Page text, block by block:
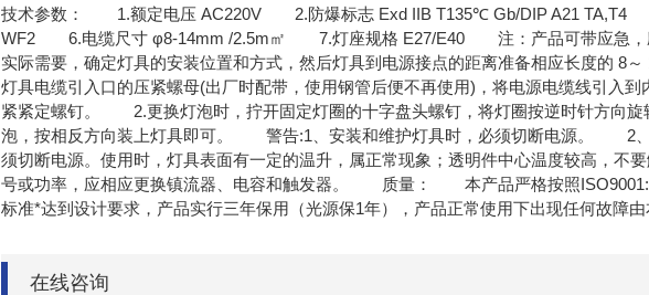
技术参数： 1.额定电压 AC220V 2.防爆标志 Exd IIB T135℃ Gb/DIP A21
WF2 6.电缆尺寸 φ8-14mm /2.5m㎡ 7.灯座规格 E27/E40 注：产品可带应急，
实际需要，确定灯具的安装位置和方式，然后灯具到电源接点的距离准备相应长度的 8
灯具电缆引入口的压紧螺母(出厂时配带，使用钢管后便不再使用)，将电源电缆线引入
紧紧定螺钉。 2.更换灯泡时，拧开固定灯圈的十字盘头螺钉，将灯圈按逆时针方向旋
泡，按相反方向装上灯具即可。 警告:1、安装和维护灯具时，必须切断电源。 2
须切断电源。使用时，灯具表面有一定的温升，属正常现象；透明件中心温度较高，不
号或功率，应相应更换镇流器、电容和触发器。 质量： 本产品严格按照
标准*达到设计要求，产品实行三年保用（光源保1年），产品正常使用下出现任何故障由
在线咨询